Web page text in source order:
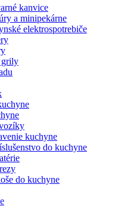
kanvice
a minipekárne
elektrospotrebiče
grily
kuchyne
do kuchyne
do kuchyne